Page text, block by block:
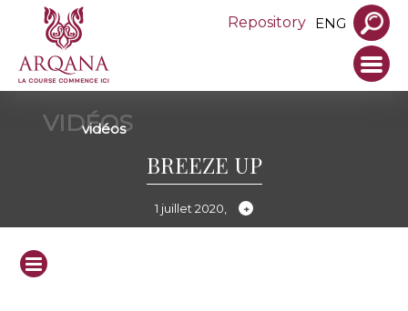
Repository ENG
VIDÉOS
vidéos
BREEZE UP
1 juillet 2020,